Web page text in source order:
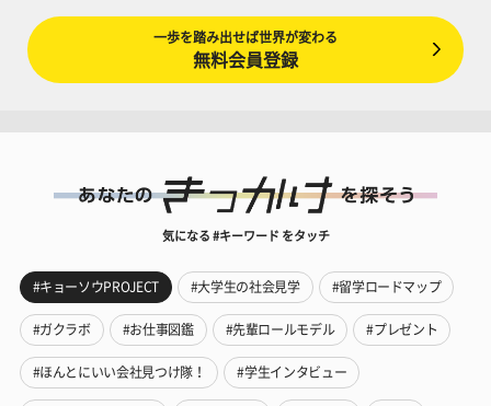
一歩を踏み出せば世界が変わる
無料会員登録
気になる #キーワード をタッチ
#キョーソウPROJECT #大学生の社会見学 #留学ロードマップ
#ガクラボ #お仕事図鑑 #先輩ロールモデル #プレゼント
#ほんとにいい会社見つけ隊！ #学生インタビュー